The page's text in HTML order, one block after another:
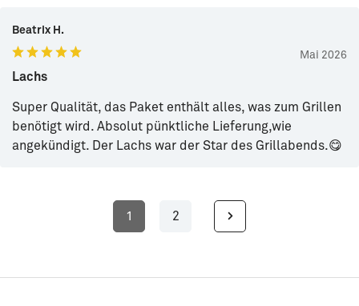
Beatrix H.
Mai 2026
Lachs
Super Qualität, das Paket enthält alles, was zum Grillen
benötigt wird. Absolut pünktliche Lieferung,wie
angekündigt. Der Lachs war der Star des Grillabends.😋
Seite
1
2